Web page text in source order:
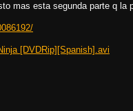
mas esta segunda parte q la
[DVDRip][Spanish].avi